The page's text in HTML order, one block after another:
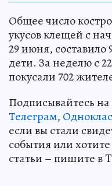
Общее число
укусов клещей с
29 июня, составило
дети. За неделю с
покусали 702
Подписывайтесь
Телеграм,
если вы стали
события или
статьи – пишите в